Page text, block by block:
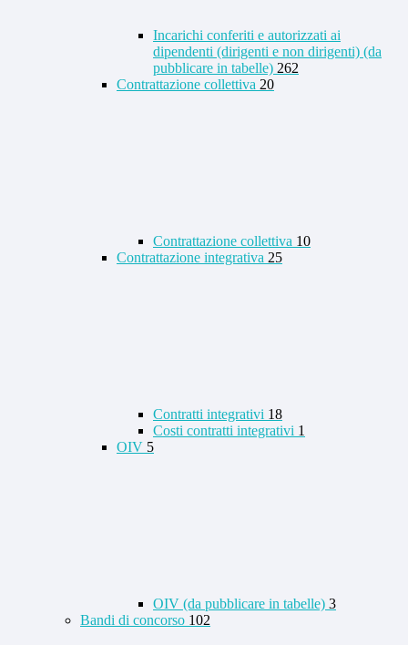
Incarichi conferiti e autorizzati ai
dipendenti (dirigenti e non dirigenti) (da
pubblicare in tabelle) 262
Contrattazione collettiva 20
Contrattazione collettiva 10
Contrattazione integrativa 25
Contratti integrativi 18
Costi contratti integrativi 1
OIV 5
OIV (da pubblicare in tabelle) 3
Bandi di concorso 102